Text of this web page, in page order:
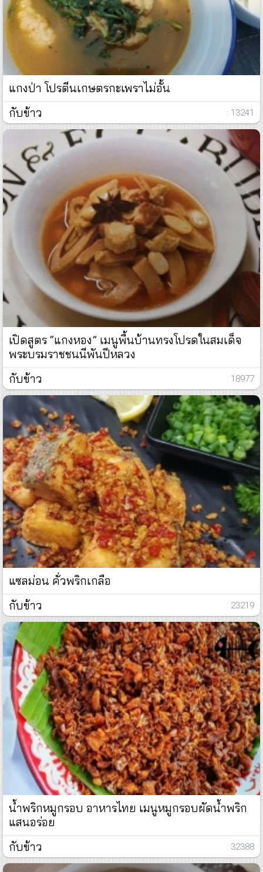
แกงป่า โปรตีนเกษตรกะเพราไม่อั้น
กับข้าว
: 13241
เปิดสูตร “แกงหอง” เมนูพื้นบ้านทรงโปรดในสมเด็จ
พระบรมราชชนนีพันปีหลวง
กับข้าว
: 18977
แซลม่อน คั่วพริกเกลือ
กับข้าว
: 23219
น้ำพริกหมูกรอบ อาหารไทย เมนูหมูกรอบผัดน้ำพริก
แสนอร่อย
กับข้าว
: 32388